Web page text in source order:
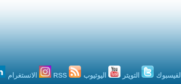
الفيسبوك التويتر اليوتيوب الانستغرام